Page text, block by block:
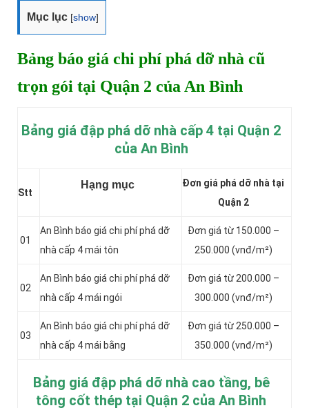
Mục lục [show]
Bảng báo giá chi phí phá dỡ nhà cũ
trọn gói tại Quận 2 của An Bình
Bảng giá đập phá dỡ nhà cấp 4 tại Quận 2
của An Bình
Stt
Hạng mục
Đơn giá phá dỡ nhà tại
Quận 2
01
An Bình báo giá chi phí phá dỡ
nhà cấp 4 mái tôn
Đơn giá từ 150.000 –
250.000 (vnđ/m²)
02
An Bình báo giá chi phí phá dỡ
nhà cấp 4 mái ngói
Đơn giá từ 200.000 –
300.000 (vnđ/m²)
03
An Bình báo giá chi phí phá dỡ
nhà cấp 4 mái bằng
Đơn giá từ 250.000 –
350.000 (vnđ/m²)
Bảng giá đập phá dỡ nhà cao tầng, bê
tông cốt thép tại Quận 2 của An Bình